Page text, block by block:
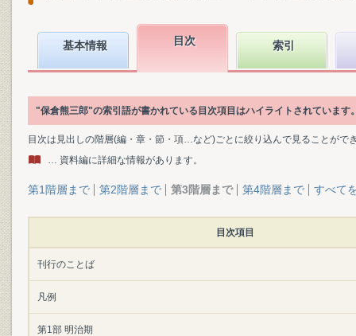
基本情報 目次 索引
"保倉熊三郎"の索引語が書かれている目次項目はハイライトされています
目次は見出しの階層(編・章・節・項…など)ごとに絞り込んで見ることがで
… 資料編に詳細な情報があります。
第1階層まで 第2階層まで 第3階層まで 第4階層まで すべて
目次項目
刊行のことば
凡例
第1部 明治期